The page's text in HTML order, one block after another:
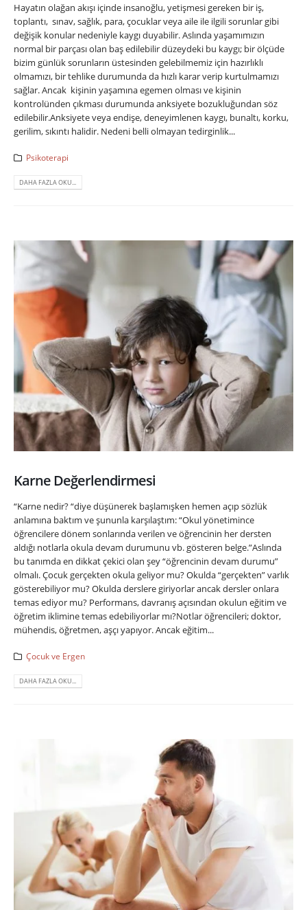
Hayatın olağan akışı içinde insanoğlu, yetişmesi gereken bir iş,
toplantı, sınav, sağlık, para, çocuklar veya aile ile ilgili sorunlar gibi
değişik konular nedeniyle kaygı duyabilir. Aslında yaşamımızın
normal bir parçası olan baş edilebilir düzeydeki bu kaygı; bir ölçüde
bizim günlük sorunların üstesinden gelebilmemiz için hazırlıklı
olmamızı, bir tehlike durumunda da hızlı karar verip kurtulmamızı
sağlar. Ancak kişinin yaşamına egemen olması ve kişinin
kontrolünden çıkması durumunda anksiyete bozukluğundan söz
edilebilir.Anksiyete veya endişe, deneyimlenen kaygı, bunaltı, korku,
gerilim, sıkıntı halidir. Nedeni belli olmayan tedirginlik...
Psikoterapi
DAHA FAZLA OKU...
Karne Değerlendirmesi
“Karne nedir? “diye düşünerek başlamışken hemen açıp sözlük
anlamına baktım ve şununla karşılaştım: “Okul yönetimince
öğrencilere dönem sonlarında verilen ve öğrencinin her dersten
aldığı notlarla okula devam durumunu vb. gösteren belge.”Aslında
bu tanımda en dikkat çekici olan şey “öğrencinin devam durumu”
olmalı. Çocuk gerçekten okula geliyor mu? Okulda “gerçekten” varlık
gösterebiliyor mu? Okulda derslere giriyorlar ancak dersler onlara
temas ediyor mu? Performans, davranış açısından okulun eğitim ve
öğretim iklimine temas edebiliyorlar mı?Notlar öğrencileri; doktor,
mühendis, öğretmen, aşçı yapıyor. Ancak eğitim...
Çocuk ve Ergen
DAHA FAZLA OKU...